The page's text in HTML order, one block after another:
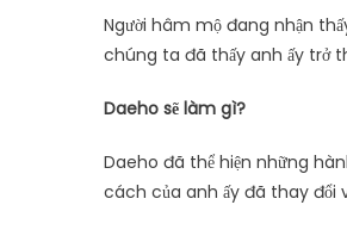
Người hâm mộ đang nhận
chúng ta đã thấy anh ấy trở
Daeho sẽ làm gì?
Daeho đã thể hiện những
cách của anh ấy đã thay đổi